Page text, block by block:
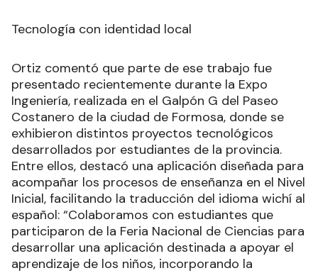
Tecnología con identidad local
Ortiz comentó que parte de ese trabajo fue
presentado recientemente durante la Expo
Ingeniería, realizada en el Galpón G del Paseo
Costanero de la ciudad de Formosa, donde se
exhibieron distintos proyectos tecnológicos
desarrollados por estudiantes de la provincia.
Entre ellos, destacó una aplicación diseñada para
acompañar los procesos de enseñanza en el Nivel
Inicial, facilitando la traducción del idioma wichí al
español: “Colaboramos con estudiantes que
participaron de la Feria Nacional de Ciencias para
desarrollar una aplicación destinada a apoyar el
aprendizaje de los niños, incorporando la